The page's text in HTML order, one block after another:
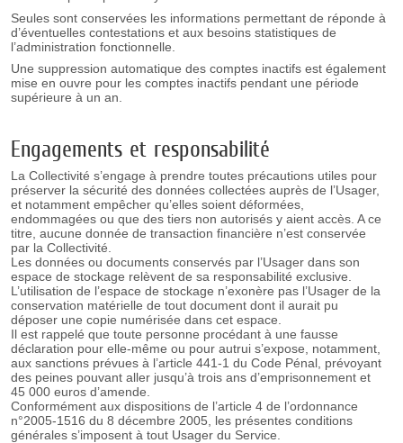
Seules sont conservées les informations permettant de réponde à
d’éventuelles contestations et aux besoins statistiques de
l’administration fonctionnelle.
Une suppression automatique des comptes inactifs est également
mise en ouvre pour les comptes inactifs pendant une période
supérieure à un an.
Engagements et responsabilité
La Collectivité s’engage à prendre toutes précautions utiles pour
préserver la sécurité des données collectées auprès de l’Usager,
et notamment empêcher qu’elles soient déformées,
endommagées ou que des tiers non autorisés y aient accès. A ce
titre, aucune donnée de transaction financière n’est conservée
par la Collectivité.
Les données ou documents conservés par l’Usager dans son
espace de stockage relèvent de sa responsabilité exclusive.
L’utilisation de l’espace de stockage n’exonère pas l’Usager de la
conservation matérielle de tout document dont il aurait pu
déposer une copie numérisée dans cet espace.
Il est rappelé que toute personne procédant à une fausse
déclaration pour elle-même ou pour autrui s’expose, notamment,
aux sanctions prévues à l’article 441-1 du Code Pénal, prévoyant
des peines pouvant aller jusqu’à trois ans d’emprisonnement et
45 000 euros d’amende.
Conformément aux dispositions de l’article 4 de l’ordonnance
n°2005-1516 du 8 décembre 2005, les présentes conditions
générales s’imposent à tout Usager du Service.